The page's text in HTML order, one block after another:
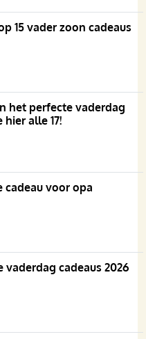
15 vader zoon cadeaus
het perfecte vaderdag
hier alle 17!
cadeau voor opa
vaderdag cadeaus 2026